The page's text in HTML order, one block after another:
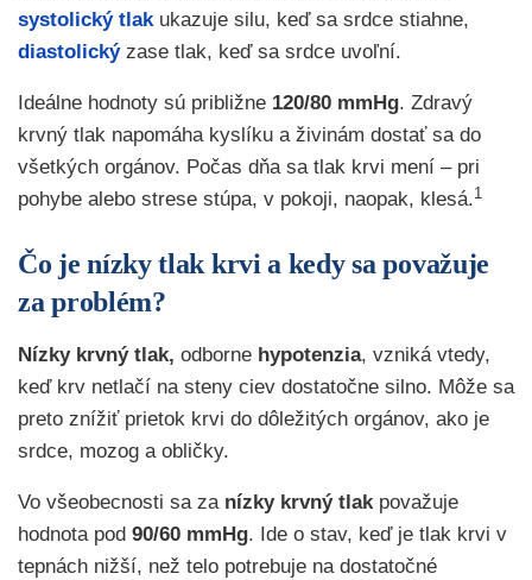
systolický tlakukazuje silu, keď sa srdce stiahne,
diastolickýzase tlak, keď sa srdce uvoľní.
Ideálne hodnoty sú približne 120/80 mmHg. Zdravý
krvný tlak napomáha kyslíku a živinám dostať sa do
všetkých orgánov. Počas dňa sa tlak krvi mení – pri
pohybe alebo strese stúpa, v pokoji, naopak, klesá.1
Čo je nízky tlak krvi a kedy sa považuje
za problém?
Nízky krvný tlak, odborne hypotenzia, vzniká vtedy,
keď krv netlačí na steny ciev dostatočne silno. Môže sa
preto znížiť prietok krvi do dôležitých orgánov, ako je
srdce, mozog a obličky.
Vo všeobecnosti sa za nízky krvný tlakpovažuje
hodnota pod 90/60 mmHg. Ide o stav, keď je tlak krvi v
tepnách nižší, než telo potrebuje na dostatočné